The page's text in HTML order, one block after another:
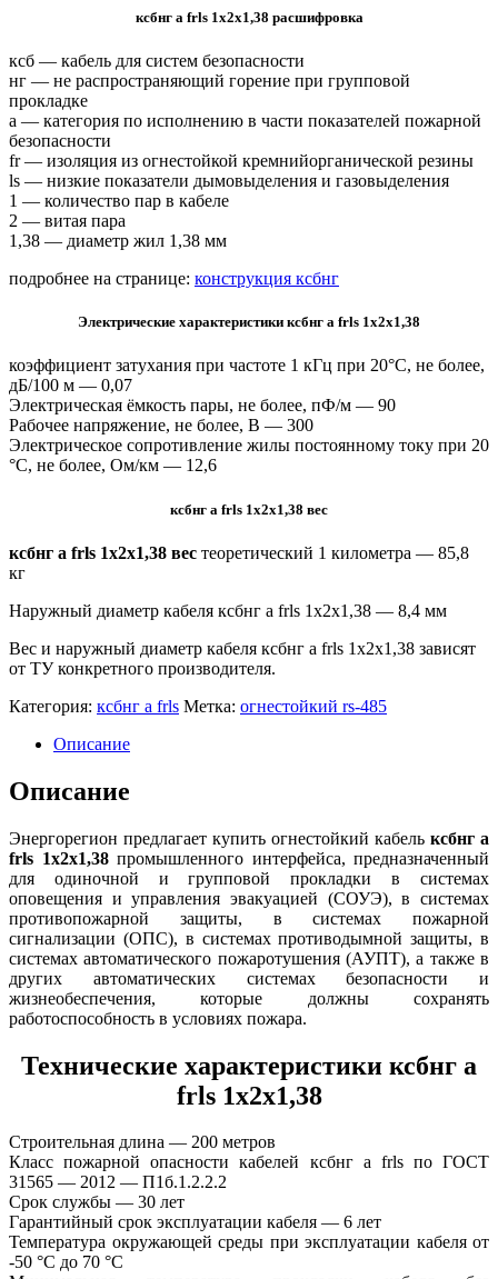
ксбнг а frls 1х2х1,38 расшифровка
ксб — кабель для систем безопасности
нг — не распространяющий горение при групповой
прокладке
а — категория по исполнению в части показателей пожарной
безопасности
fr — изоляция из огнестойкой кремнийорганической резины
ls — низкие показатели дымовыделения и газовыделения
1 — количество пар в кабеле
2 — витая пара
1,38 — диаметр жил 1,38 мм
подробнее на странице: конструкция ксбнг
Электрические характеристики ксбнг а frls 1х2х1,38
коэффициент затухания при частоте 1 кГц при 20°С, не более,
дБ/100 м — 0,07
Электрическая ёмкость пары, не более, пФ/м — 90
Рабочее напряжение, не более, В — 300
Электрическое сопротивление жилы постоянному току при 20
°C, не более, Ом/км — 12,6
ксбнг а frls 1х2х1,38 вес
ксбнг а frls 1х2х1,38 вес теоретический 1 километра — 85,8
кг
Наружный диаметр кабеля ксбнг а frls 1х2х1,38 — 8,4 мм
Вес и наружный диаметр кабеля ксбнг а frls 1х2х1,38 зависят
от ТУ конкретного производителя.
Категория: ксбнг а frls Метка: огнестойкий rs-485
Описание
Описание
Энергорегион предлагает купить огнестойкий кабель ксбнг а
frls 1х2х1,38промышленного интерфейса, предназначенный
для одиночной и групповой прокладки в системах
оповещения и управления эвакуацией (СОУЭ), в системах
противопожарной защиты, в системах пожарной
сигнализации (ОПС), в системах противодымной защиты, в
системах автоматического пожаротушения (АУПТ), а также в
других автоматических системах безопасности и
жизнеобеспечения, которые должны сохранять
работоспособность в условиях пожара.
Технические характеристики ксбнг а
frls 1х2х1,38
Строительная длина — 200 метров
Класс пожарной опасности кабелей ксбнг а frls по ГОСТ
31565 — 2012 — П1б.1.2.2.2
Срок службы — 30 лет
Гарантийный срок эксплуатации кабеля — 6 лет
Температура окружающей среды при эксплуатации кабеля от
-50 °С до 70 °С